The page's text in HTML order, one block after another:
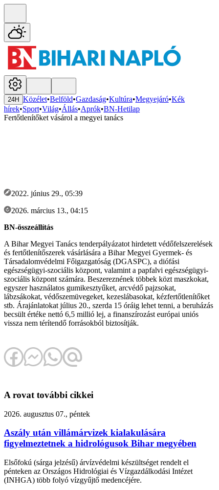
24H Közélet•Belföld•Gazdaság•Kultúra•Megyejáró•Kék
hírek•Sport•Világ•Állás•Aprók•BN-Hetilap
Fertőtlenítőket vásárol a megyei tanács
2022. június 29., 05:39
2026. március 13., 04:15
BN-összeállítás
A Bihar Megyei Tanács tenderpályázatot hirdetett védőfelszerelések
és fertőtlenítőszerek vásárlására a Bihar Megyei Gyermek- és
Társadalomvédelmi Főigazgatóság (DGASPC), a diófási
egészségügyi-szociális központ, valamint a papfalvi egészségügyi-
szociális központ számára. Beszereznének többek közt maszkokat,
egyszer használatos gumikesztyűket, arcvédő pajzsokat,
lábzsákokat, védőszemüvegeket, kezeslábasokat, kézfertőtlenítőket
stb. Árajánlatokat július 20., szerda 15 óráig lehet tenni, a beruházás
becsült értéke nettó 6,5 millió lej, a finanszírozást európai uniós
vissza nem térítendő forrásokból biztosítják.
A rovat további cikkei
2026. augusztus 07., péntek
Aszály után villámárvizek kialakulására
figyelmeztetnek a hidrológusok Bihar megyében
Elsőfokú (sárga jelzésű) árvízvédelmi készültséget rendelt el
pénteken az Országos Hidrológiai és Vízgazdálkodási Intézet
(INHGA) több folyó vízgyűjtő medencéjére.